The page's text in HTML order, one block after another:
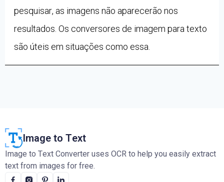
pesquisar, as imagens não aparecerão nos
resultados. Os conversores de imagem para texto
são úteis em situações como essa.
Image to Text
Image to Text Converter uses OCR to help you easily extract
text from images for free.